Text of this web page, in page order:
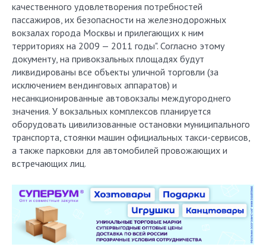
качественного удовлетворения потребностей
пассажиров, их безопасности на железнодорожных
вокзалах города Москвы и прилегающих к ним
территориях на 2009 — 2011 годы". Согласно этому
документу, на привокзальных площадях будут
ликвидированы все объекты уличной торговли (за
исключением вендинговых аппаратов) и
несанкционированные автовокзалы междугороднего
значения. У вокзальных комплексов планируется
оборудовать цивилизованные остановки муниципального
транспорта, стоянки машин официальных такси-сервисов,
а также парковки для автомобилей провожающих и
встречающих лиц.